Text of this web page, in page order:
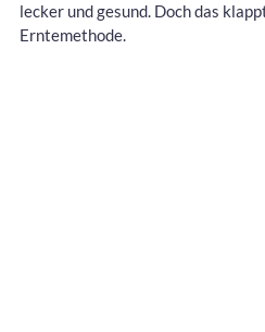
lecker und gesund. Doch das
Erntemethode.